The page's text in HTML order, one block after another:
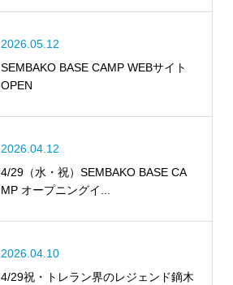
2026.05.12
SEMBAKO BASE CAMP WEBサイト
OPEN
2026.04.12
4/29（水・祝）SEMBAKO BASE CA
MP オープニングイ...
2026.04.10
4/29祝・トレラン界のレジェンド鏑木